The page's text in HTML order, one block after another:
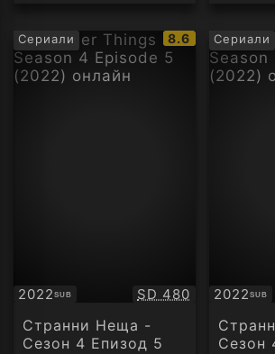
Сериали
IMDb
рейтинг:
8.6
2022SUB
Субтитри Качество:
SD 480
Странни Неща -
Сезон 4 Епизод 5
Сериали
2022SUB
Субтитри
Сезон